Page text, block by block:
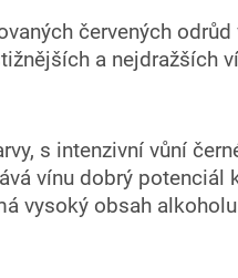
červených
a nejdražších
s intenzivní vůní
vínu dobrý potenciál
vysoký obsah